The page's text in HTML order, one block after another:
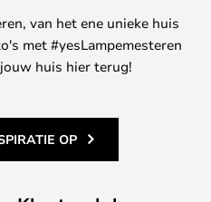
van het ene unieke huis
met #yesLampemesteren
huis hier terug!
OP